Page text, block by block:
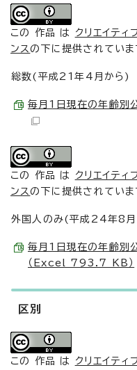
この 作品 は クリエイテ
ンスの下に提供されていま
総数(平成21年4月から)
毎月1日現在の年齢
この 作品 は クリエイテ
ンスの下に提供されていま
外国人のみ(平成24年8月
毎月1日現在の年齢別
（Excel 793.7 KB）
区別
この 作品 は クリエイテ